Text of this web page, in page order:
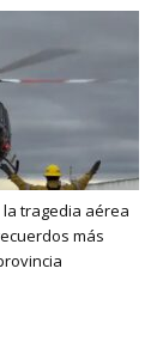
la tragedia aérea
más